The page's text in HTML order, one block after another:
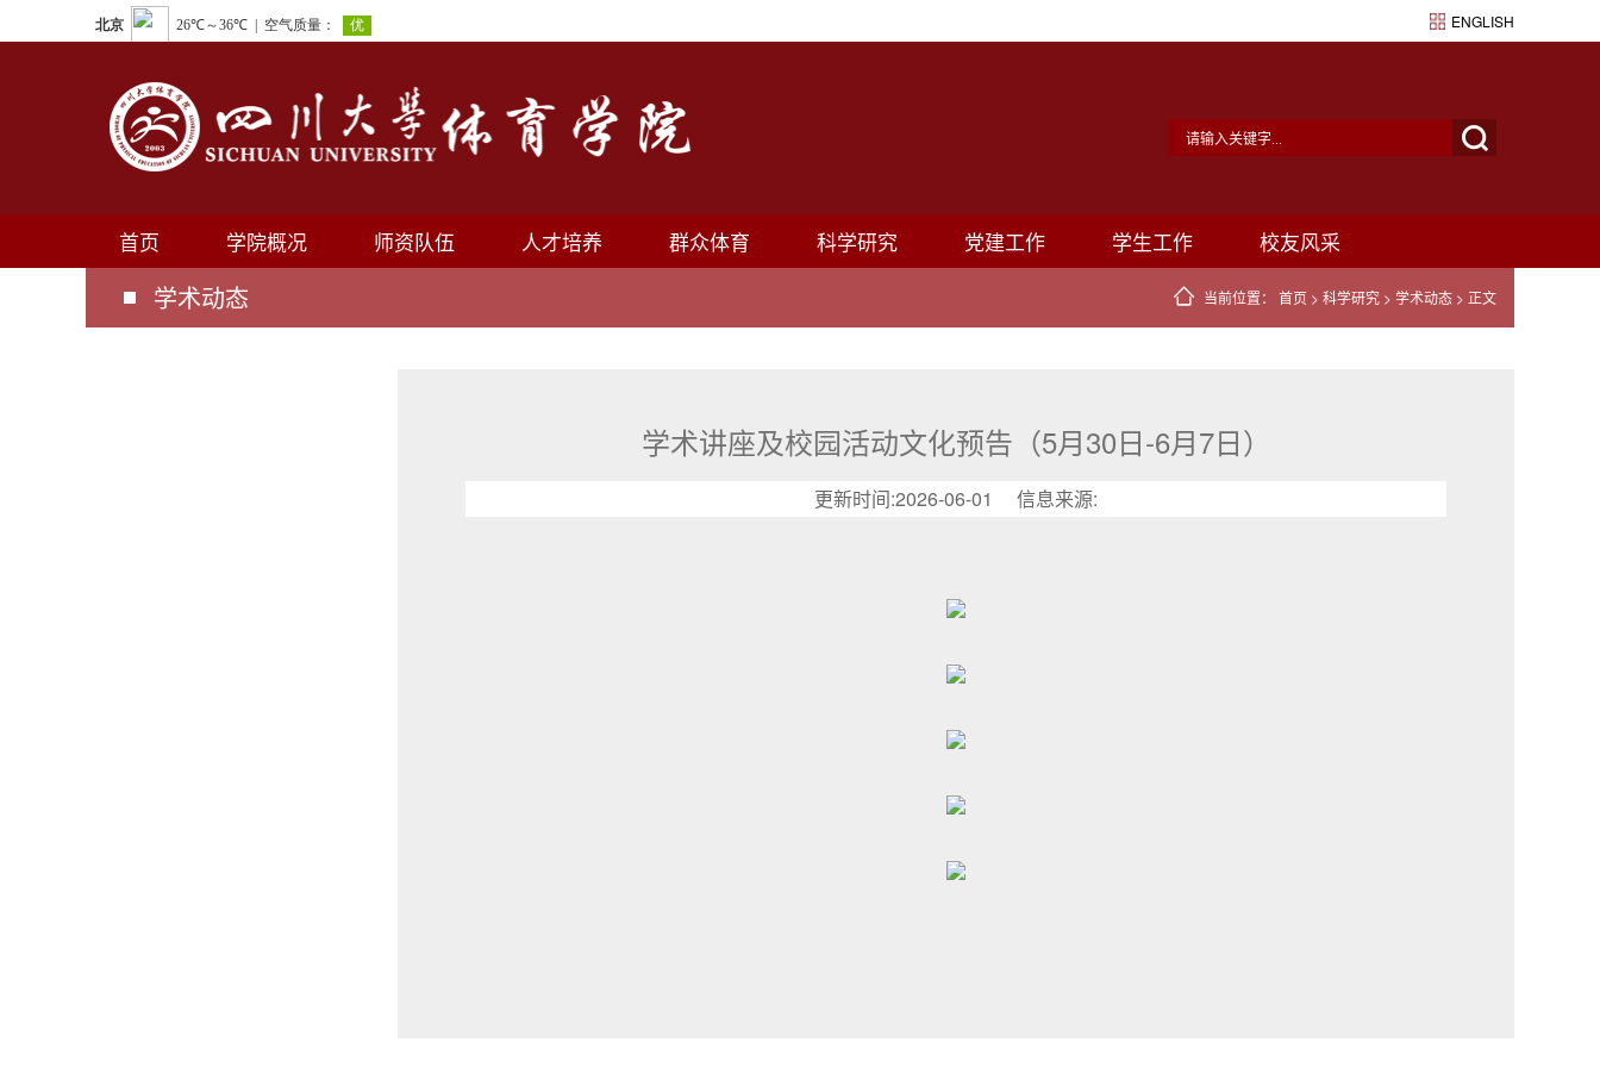
ENGLISH
首页 学院概况 师资队伍 人才培养 群众体育 科学研究 党建工作 学生工作 校友风采
学术动态 当前位置： 首页 > 科学研究 > 学术动态 > 正文
学术讲座及校园活动文化预告（5月30日-6月7日）
更新时间:2026-06-01 信息来源: